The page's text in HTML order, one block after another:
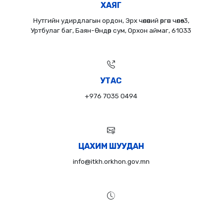
ХАЯГ
Нутгийн удирдлагын ордон, Эрх чөлөөний өргөн чөлөө-3,
Уртбулаг баг, Баян-Өндөр сум, Орхон аймаг, 61033
УТАС
+976 7035 0494
ЦАХИМ ШУУДАН
info@itkh.orkhon.gov.mn